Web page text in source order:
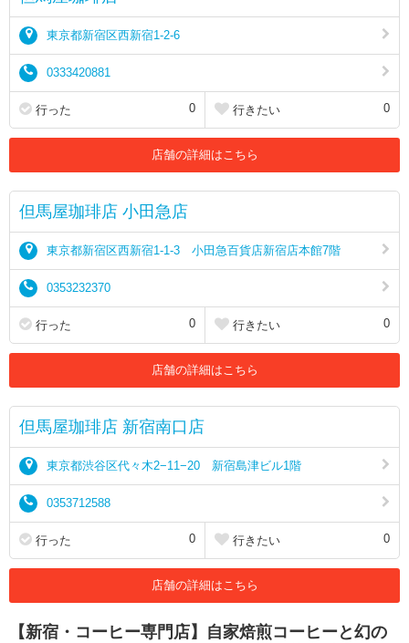
東京都新宿区西新宿1-2-6
0333420881
行った 0 行きたい 0
店舗の詳細はこちら
但馬屋珈琲店 小田急店
東京都新宿区西新宿1-1-3 小田急百貨店新宿店本館7階
0353232370
行った 0 行きたい 0
店舗の詳細はこちら
但馬屋珈琲店 新宿南口店
東京都渋谷区代々木2−11−20 新宿島津ビル1階
0353712588
行った 0 行きたい 0
店舗の詳細はこちら
【新宿・コーヒー専門店】自家焙煎コーヒーと幻の